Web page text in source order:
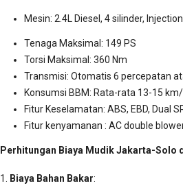
Mesin: 2.4L Diesel, 4 silinder,
Tenaga Maksimal: 149 PS
Torsi Maksimal: 360 Nm
Transmisi: Otomatis 6 percepatan
Konsumsi BBM: Rata-rata 13-15
Fitur Keselamatan: ABS, EBD, Dual
Fitur kenyamanan : AC double
Perhitungan Biaya Mudik Jakarta-Solo
1. Biaya Bahan Bakar: